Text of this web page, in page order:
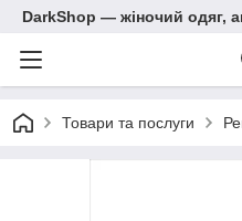
DarkShop — жіночий одяг,
Товари та послуги